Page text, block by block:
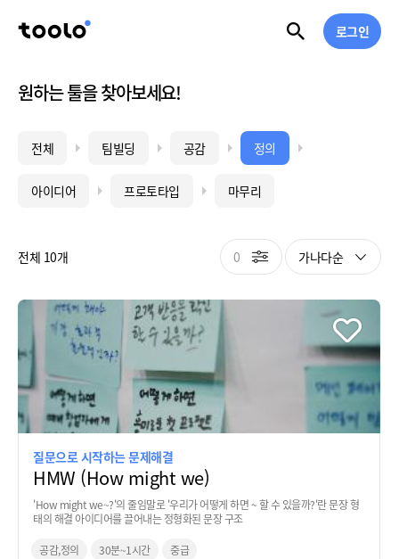
로그인
원하는 툴을 찾아보세요!
전체 팀빌딩 공감 정의
아이디어 프로토타입 마무리
전체 10개 0 가나다순
질문으로 시작하는 문제해결
HMW (How might we)
'How might we~?'의 줄임말로 '우리가 어떻게 하면 ~ 할 수 있을까?'란 문장 형
태의 해결 아이디어를 끌어내는 정형화된 문장 구조
공감,정의 30분~1시간 중급